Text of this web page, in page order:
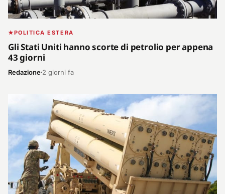
POLITICA ESTERA
Gli Stati Uniti hanno scorte di petrolio per appena
43 giorni
Redazione 2 giorni fa